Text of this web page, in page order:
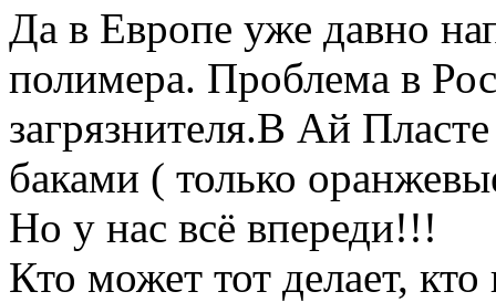
Да в Европе уже давно
полимера. Проблема в
загрязнителя.В Ай
баками ( только
Но у нас всё впереди!!!
Кто может тот делает,